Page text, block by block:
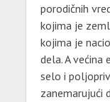
porodičnih
kojima je
kojima je
dela. A većina
selo i
zanemarujući